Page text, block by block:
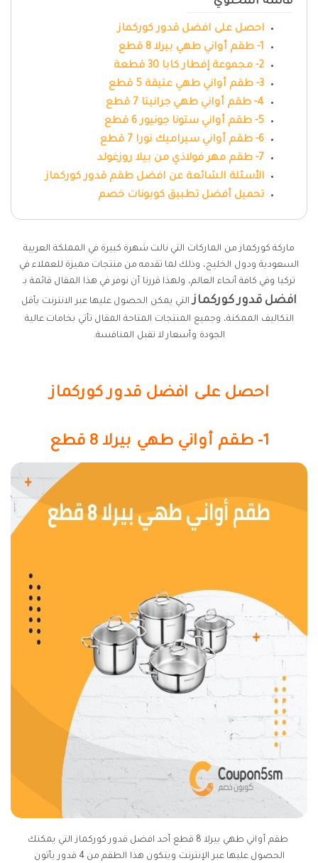
احصل على افضل قدور كوركماز
1- طقم أواني طهي بيرلا 8 قطع
2- مجموعة إفطار كابا 30 قطعة
3- طقم أواني طهي عتيقة 5 قطع
4- طقم أواني طهي جرانيتا 7 قطع
5- طقم أواني ستونا جونيور 6 قطع
6- طقم أواني سيراميك نورا 7 قطع
7- طقم مهر فولاذي من بيلا روزغولد
الأسئلة الشائعة عن افضل طقم قدور كوركماز
تحميل أفضل تطبيق كوبونات خصم
ماركة كوركماز من الماركات التي نالت شهرة كبيرة في المملكة العربية
السعودية ودول الخليج، وذلك لما تقدمه من منتجات مميزة للعملاء في
تركيا وفي كافة أنحاء العالم، ولهذا قررنا أن نوفر في هذا المقال قائمة بـ
افضل قدور كوركمازالتي يمكن الحصول عليها عبر الانترنت بأقل
التكاليف الممكنة، وجميع المنتجات المتاحة المقال تأتي بخامات عالية
الجودة وأسعار لا تقبل المنافسة.
احصل على افضل قدور كوركماز
1- طقم أواني طهي بيرلا 8 قطع
طقم أواني طهي بيرلا 8 قطع أحد افضل قدور كوركماز التي يمكنك
الحصول عليها عبر الإنترنت ويتكون هذا الطقم من 4 قدور يأتون